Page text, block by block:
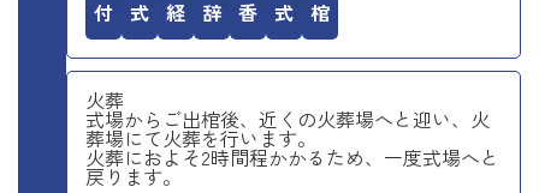
火葬
式場からご出棺後、近くの火葬場へと迎い、火
葬場にて火葬を行います。
火葬におよそ2時間程かかるため、一度式場へと
戻ります。